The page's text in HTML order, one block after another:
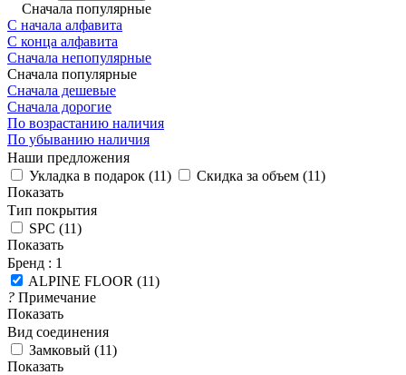
Сначала популярные
С начала алфавита
С конца алфавита
Сначала непопулярные
Сначала популярные
Сначала дешевые
Сначала дорогие
По возрастанию наличия
По убыванию наличия
Наши предложения
Укладка в подарок (11) Скидка за объем (11)
Показать
Тип покрытия
SPC (11)
Показать
Бренд : 1
ALPINE FLOOR (11)
? Примечание
Показать
Вид соединения
Замковый (11)
Показать